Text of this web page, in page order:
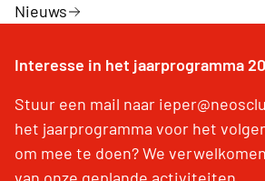
Nieuws
Interesse in het jaarprogramma
Stuur een mail naar
het jaarprogramma voor het
om mee te doen? We